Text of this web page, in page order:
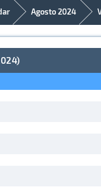
Agosto 2024